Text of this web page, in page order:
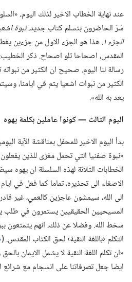
عند نهاية الخطاب الاخير لذلك اليوم،‏
سُرّ الحاضرون بتسلم كتاب جديد،‏نبوة
الجزء ١.‏
هذا هو الجزء الاول من جزءين
المقدس،‏ اصحاحا تلو اصحاح.‏ ذكر
رسالة لنا اليوم.‏ صحيح ان الكثير من
الكثير من نبوات اشعيا يتم في ايامنا،‏
يعد به الله».‏
اليوم الثالث —‏ كونوا عاملين بكلمة يهوه
بدأ اليوم الاخير للمحفل بمناقشة الآية
«نبوة صفنيا التي تحمل مغزى للذين
الخطابات الثلاثة لهذه السلسلة ان يهوه
الاصغاء الى تحذيره،‏ تماما كما فعل في
الى الله،‏ سيمشون عاجزين كالعمي،‏ غير
المسيحيين الحقيقيين يستمرون في طلب
سخط الله.‏ وفضلا عن ذلك،‏ انهم يتمتعون
التكلم ‹باللغة النقية› لحق الكتاب المقدس.‏ (‏
«ان تكلم اللغة النقية لا يشمل الايمان
ايضا جعل تصرفاتنا على انسجام مع شرائع